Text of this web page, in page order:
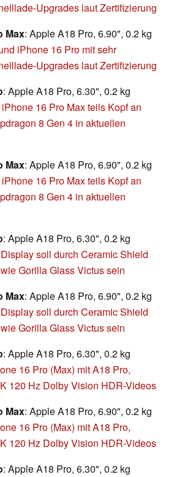
Upgrades laut Zertifizierung
Max: Apple A18 Pro, 6.90", 0.2 kg
iPhone 16 Pro mit sehr
Upgrades laut Zertifizierung
: Apple A18 Pro, 6.30", 0.2 kg
16 Pro Max teils Kopf an
8 Gen 4 in aktuellen
Max: Apple A18 Pro, 6.90", 0.2 kg
16 Pro Max teils Kopf an
8 Gen 4 in aktuellen
: Apple A18 Pro, 6.30", 0.2 kg
soll durch Ceramic Shield
Gorilla Glass Victus sein
Max: Apple A18 Pro, 6.90", 0.2 kg
soll durch Ceramic Shield
Gorilla Glass Victus sein
: Apple A18 Pro, 6.30", 0.2 kg
16 Pro (Max) mit A18 Pro,
120 Hz Dolby Vision HDR-Videos
Max: Apple A18 Pro, 6.90", 0.2 kg
16 Pro (Max) mit A18 Pro,
120 Hz Dolby Vision HDR-Videos
: Apple A18 Pro, 6.30", 0.2 kg